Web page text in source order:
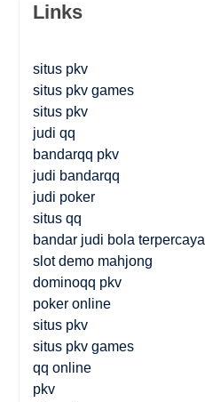
Links
situs pkv
situs pkv games
situs pkv
judi qq
bandarqq pkv
judi bandarqq
judi poker
situs qq
bandar judi bola terpercaya
slot demo mahjong
dominoqq pkv
poker online
situs pkv
situs pkv games
qq online
pkv